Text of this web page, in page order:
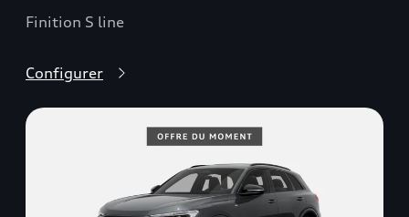
Finition S line
Configurer